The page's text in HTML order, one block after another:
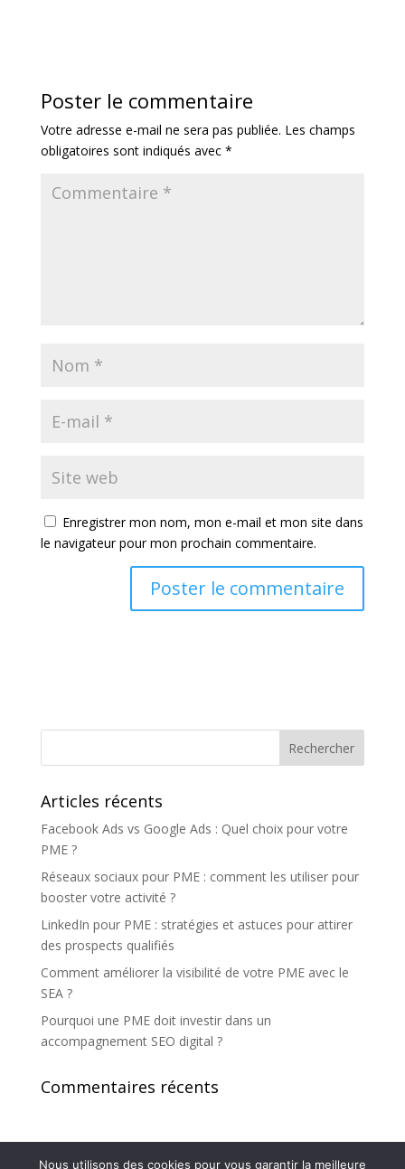
Poster le commentaire
Votre adresse e-mail ne sera pas publiée. Les champs
obligatoires sont indiqués avec *
Enregistrer mon nom, mon e-mail et mon site dans
le navigateur pour mon prochain commentaire.
Articles récents
Facebook Ads vs Google Ads : Quel choix pour votre
PME ?
Réseaux sociaux pour PME : comment les utiliser pour
booster votre activité ?
LinkedIn pour PME : stratégies et astuces pour attirer
des prospects qualifiés
Comment améliorer la visibilité de votre PME avec le
SEA ?
Pourquoi une PME doit investir dans un
accompagnement SEO digital ?
Commentaires récents
Nous utilisons des cookies pour vous garantir la meilleure